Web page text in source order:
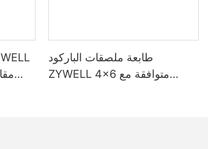
طابعة ملصقات الباركود
ZYWELL 4x6 متوافقة مع